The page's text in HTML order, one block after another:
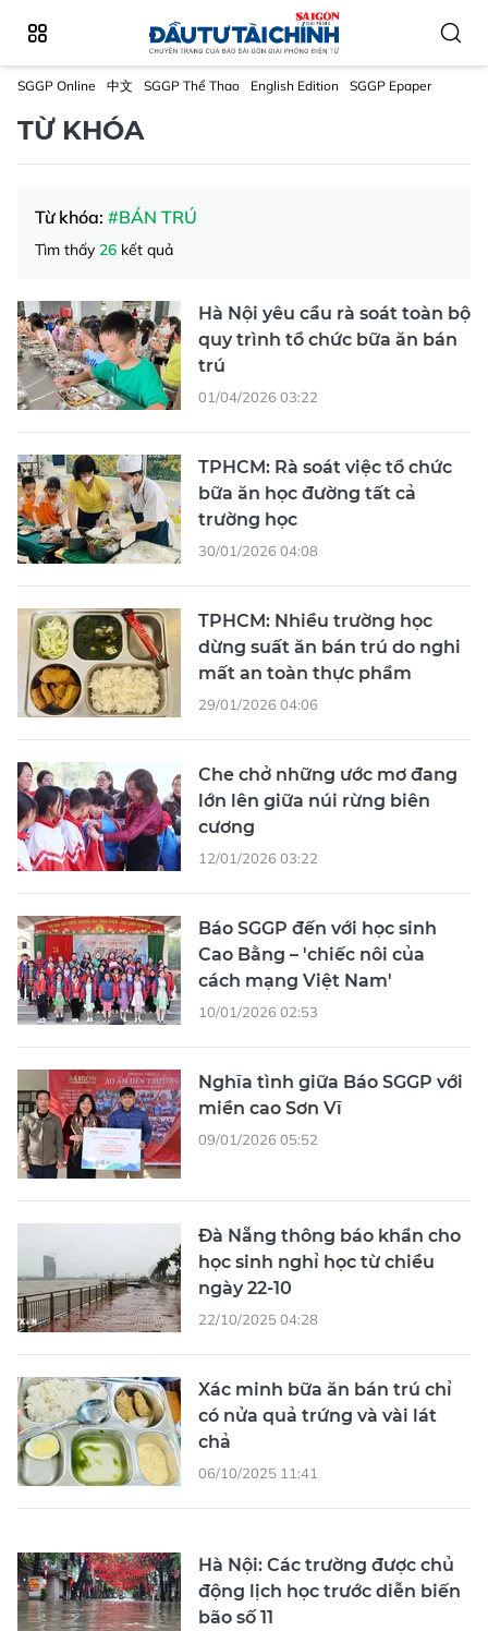
SGGP Online 中文 SGGP Thể Thao English Edition SGGP Epaper
TỪ KHÓA
Từ khóa: #BÁN TRÚ
Tìm thấy 26 kết quả
Hà Nội yêu cầu rà soát toàn bộ
quy trình tổ chức bữa ăn bán
trú
01/04/2026 03:22
TPHCM: Rà soát việc tổ chức
bữa ăn học đường tất cả
trường học
30/01/2026 04:08
TPHCM: Nhiều trường học
dừng suất ăn bán trú do nghi
mất an toàn thực phẩm
29/01/2026 04:06
Che chở những ước mơ đang
lớn lên giữa núi rừng biên
cương
12/01/2026 03:22
Báo SGGP đến với học sinh
Cao Bằng – 'chiếc nôi của
cách mạng Việt Nam'
10/01/2026 02:53
Nghĩa tình giữa Báo SGGP với
miền cao Sơn Vĩ
09/01/2026 05:52
Đà Nẵng thông báo khẩn cho
học sinh nghỉ học từ chiều
ngày 22-10
22/10/2025 04:28
Xác minh bữa ăn bán trú chỉ
có nửa quả trứng và vài lát
chả
06/10/2025 11:41
Hà Nội: Các trường được chủ
động lịch học trước diễn biến
bão số 11